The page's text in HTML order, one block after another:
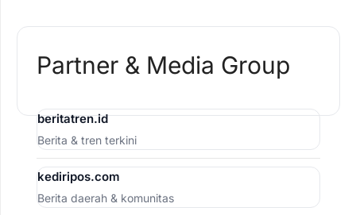
Partner & Media Group
beritatren.id
Berita & tren terkini
kediripos.com
Berita daerah & komunitas